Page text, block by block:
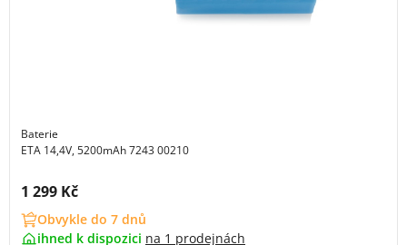
Baterie
ETA 14,4V, 5200mAh 7243 00210
Cena s DPH:
1 299 Kč
Obvykle do 7 dnů
ihned k dispozici na 1 prodejnách